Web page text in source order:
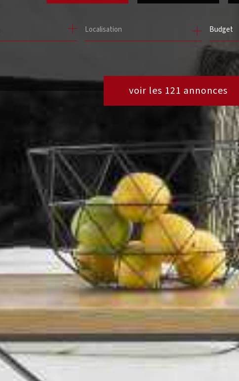
de l'ancien
de l'immo pro
de l'immo pro
Budget
voir les 121 annonces